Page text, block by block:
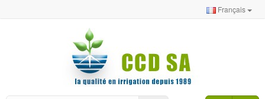
Français